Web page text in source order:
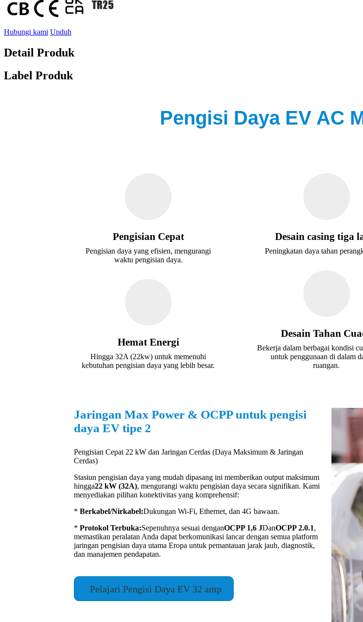
Hubungi kami Unduh
Detail Produk
Label Produk
Pengisi Daya EV AC
Pengisian Cepat
Pengisian daya yang efisien, mengurangi
waktu pengisian daya.
Hemat Energi
Hingga 32A (22kw) untuk memenuhi
kebutuhan pengisian daya yang lebih besar.
Desain casing tiga
Peningkatan daya tahan
Desain Tahan
Bekerja dalam berbagai kondisi
untuk penggunaan di dalam
ruangan.
Jaringan Max Power & OCPP untuk pengisi
daya EV tipe 2
Pengisian Cepat 22 kW dan Jaringan Cerdas (Daya Maksimum & Jaringan
Cerdas)
Stasiun pengisian daya yang mudah dipasang ini memberikan output maksimum
hingga22 kW (32A), mengurangi waktu pengisian daya secara signifikan. Kami
menyediakan pilihan konektivitas yang komprehensif:
* Berkabel/Nirkabel:Dukungan Wi-Fi, Ethernet, dan 4G bawaan.
* Protokol Terbuka:Sepenuhnya sesuai denganOCPP 1,6 JDanOCPP 2.0.1,
memastikan peralatan Anda dapat berkomunikasi lancar dengan semua platform
jaringan pengisian daya utama Eropa untuk pemantauan jarak jauh, diagnostik,
dan manajemen pendapatan.
Pelajari Pengisi Daya EV 32 amp